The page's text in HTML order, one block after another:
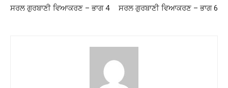
ਸਰਲ ਗੁਰਬਾਣੀ ਵਿਆਕਰਣ – ਭਾਗ 4 ਸਰਲ ਗੁਰਬਾਣੀ ਵਿਆਕਰਣ – ਭਾਗ 6